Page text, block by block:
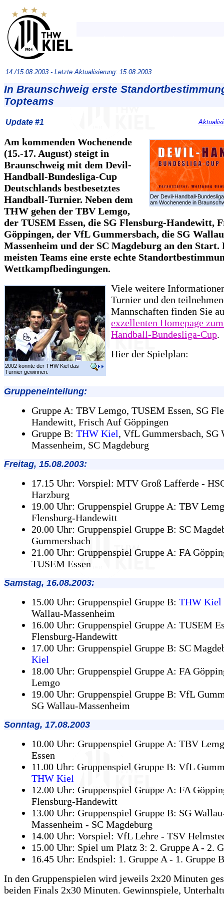
14./15.08.2003 - Letzte Aktualisierung: 15.08.2003
In Braunschweig erste
Topteams
Update #1
Der Devil-Handball-
am Wochenende in
Am kommenden Wochenende
(15.-17. August) steigt in
Braunschweig mit dem Devil-
Handball-Bundesliga-Cup
Deutschlands bestbesetztes
Handball-Turnier. Neben dem
THW gehen der TBV Lemgo,
der TUSEM Essen, die SG Flensburg-Handewitt,
Göppingen, der VfL Gummersbach, die SG
Massenheim und der SC Magdeburg an den Start.
meisten Teams eine erste echte
Wettkampfbedingungen.
2002 konnte der THW Kiel das
Turnier gewinnen.
Viele weitere
Turnier und den
Mannschaften finden Sie
exzellenten Homepage
Handball-Bundesliga-Cup.
Hier der Spielplan:
Gruppeneinteilung:
Gruppe A: TBV Lemgo, TUSEM Essen, SG
Handewitt, Frisch Auf Göppingen
Gruppe B: THW Kiel, VfL Gummersbach, SG
Massenheim, SC Magdeburg
Freitag, 15.08.2003:
17.15 Uhr: Vorspiel: MTV Groß Lafferde -
Harzburg
19.00 Uhr: Gruppenspiel Gruppe A: TBV
Flensburg-Handewitt
20.00 Uhr: Gruppenspiel Gruppe B: SC
Gummersbach
21.00 Uhr: Gruppenspiel Gruppe A: FA
TUSEM Essen
Samstag, 16.08.2003:
15.00 Uhr: Gruppenspiel Gruppe B: THW Kiel
Wallau-Massenheim
16.00 Uhr: Gruppenspiel Gruppe A: TUSEM
Flensburg-Handewitt
17.00 Uhr: Gruppenspiel Gruppe B: SC
Kiel
18.00 Uhr: Gruppenspiel Gruppe A: FA
Lemgo
19.00 Uhr: Gruppenspiel Gruppe B: VfL
SG Wallau-Massenheim
Sonntag, 17.08.2003
10.00 Uhr: Gruppenspiel Gruppe A: TBV
Essen
11.00 Uhr: Gruppenspiel Gruppe B: VfL
THW Kiel
12.00 Uhr: Gruppenspiel Gruppe A: FA
Flensburg-Handewitt
13.00 Uhr: Gruppenspiel Gruppe B: SG
Massenheim - SC Magdeburg
14.00 Uhr: Vorspiel: VfL Lehre - TSV
15.00 Uhr: Spiel um Platz 3: 2. Gruppe A - 2.
16.45 Uhr: Endspiel: 1. Gruppe A - 1. Gruppe B
In den Gruppenspielen wird jeweils 2x20 Minuten
beiden Finals 2x30 Minuten. Gewinnspiele,